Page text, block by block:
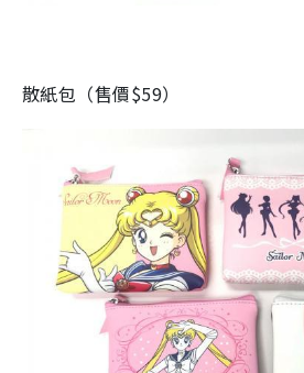
散紙包（售價$59）